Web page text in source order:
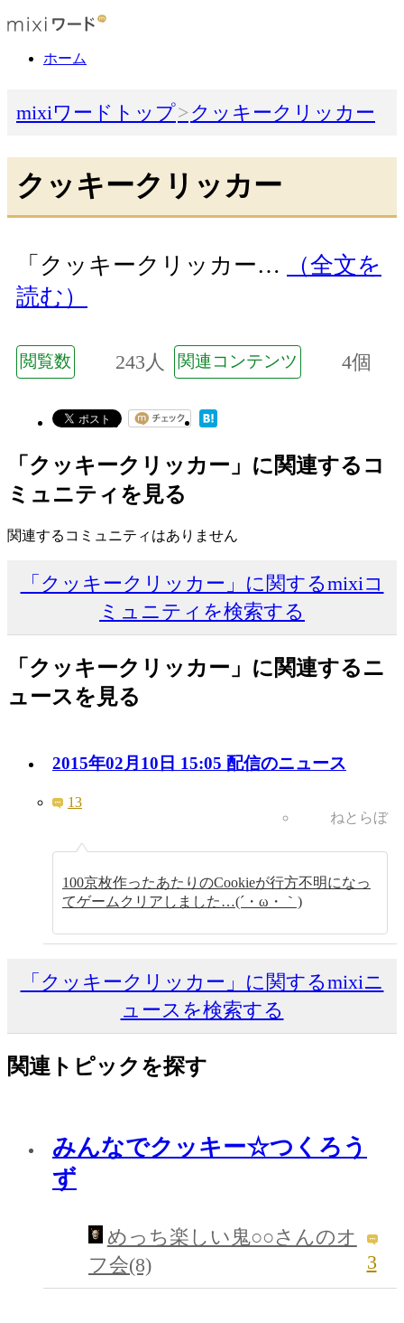
ホーム
mixiワードトップ クッキークリッカー
クッキークリッカー
「クッキークリッカー…
（全文を
読む）
閲覧数 243人 関連コンテンツ 4個
「クッキークリッカー」に関連するコ
ミュニティを見る
関連するコミュニティはありません
「クッキークリッカー」に関するmixiコ
ミュニティを検索する
「クッキークリッカー」に関連するニ
ュースを見る
2015年02月10日 15:05 配信のニュース
13
ねとらぼ
100京枚作ったあたりのCookieが行方不明になっ
てゲームクリアしました…(´・ω・｀)
「クッキークリッカー」に関するmixiニ
ュースを検索する
関連トピックを探す
みんなでクッキー☆つくろう
ず
めっち楽しい鬼○○さんのオ
フ会(8)
3